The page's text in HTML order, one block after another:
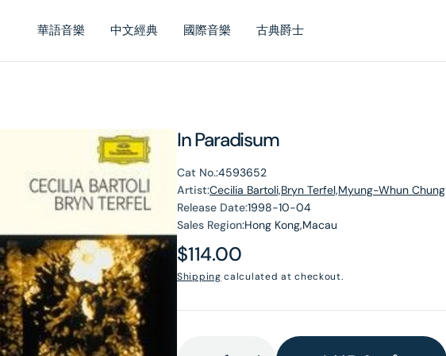
華語音樂 中文經典 國際音樂 古典爵士
In Paradisum
Cat No.:4593652
Artist:Cecilia Bartoli,Bryn Terfel,Myung-Whun Chung
Release Date:1998-10-04
Sales Region:Hong Kong,Macau
Regular
price
$114.00
Shipping calculated at checkout.